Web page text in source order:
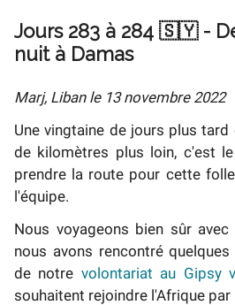
Jours 283 à 284 🇸🇾 -
nuit à Damas
Marj, Liban le 13 novembre 2022
Une vingtaine de jours plus
de kilomètres plus loin, c'est
prendre la route pour cette
l'équipe.
Nous voyageons bien sûr
nous avons rencontré
de notre volontariat au Gipsy
souhaitent rejoindre l'Afrique par